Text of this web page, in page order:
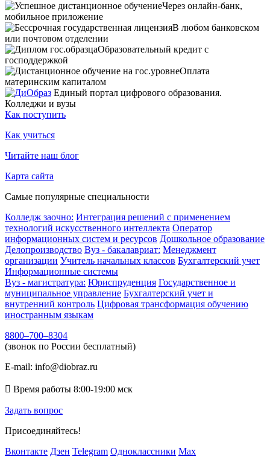
Через онлайн-банк,
мобильное приложение
В любом банковском
или почтовом отделении
Образовательный кредит с
господдержкой
Оплата
материнским капиталом
Единый портал цифрового образования.
Колледжи и вузы
Как поступить
Как учиться
Читайте наш блог
Карта сайта
Самые популярные специальности
Колледж заочно: Интеграция решений с применением
технологий искусственного интеллекта Оператор
информационных систем и ресурсов Дошкольное образование
Делопроизводство Вуз - бакалавриат: Менеджмент
организации Учитель начальных классов Бухгалтерский учет
Информационные системы
Вуз - магистратура: Юриспруденция Государственное и
муниципальное управление Бухгалтерский учет и
внутренний контроль Цифровая трансформация обучению
иностранным языкам
8800–700–8304
(звонок по России бесплатный)
E-mail: info@diobraz.ru
 Время работы 8:00-19:00 мск
Задать вопрос
Присоединяйтесь!
Вконтакте Дзен Telegram Одноклассники Max